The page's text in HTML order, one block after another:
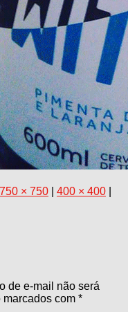
750 × 750 400 × 400
de e-mail não será
com *